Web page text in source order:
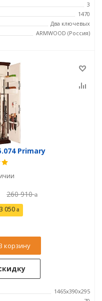
3
1470
Два ключевых
ARMWOOD (Россия)
Primary
260 910
050
корзину
1465х390х295